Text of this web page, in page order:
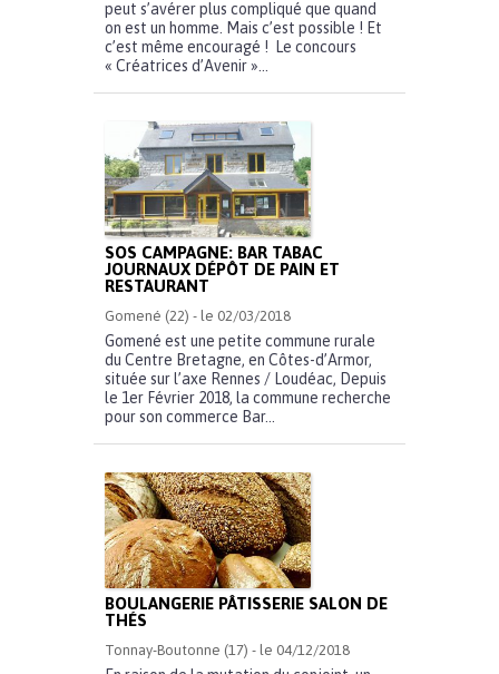
peut s’avérer plus compliqué que quand
on est un homme. Mais c’est possible ! Et
c’est même encouragé ! Le concours
« Créatrices d’Avenir »...
SOS CAMPAGNE: BAR TABAC
JOURNAUX DÉPÔT DE PAIN ET
RESTAURANT
Gomené (22) - le 02/03/2018
Gomené est une petite commune rurale
du Centre Bretagne, en Côtes-d’Armor,
située sur l’axe Rennes / Loudéac, Depuis
le 1er Février 2018, la commune recherche
pour son commerce Bar...
BOULANGERIE PÂTISSERIE SALON DE
THÉS
Tonnay-Boutonne (17) - le 04/12/2018